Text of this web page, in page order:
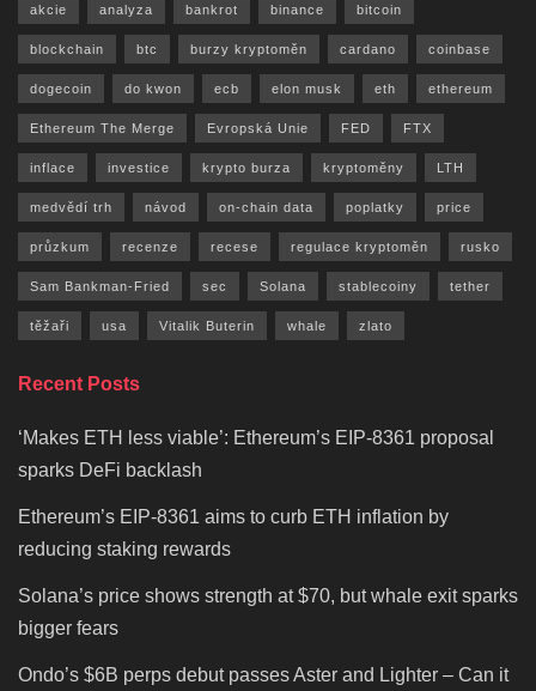
akcie analyza bankrot binance bitcoin
blockchain btc burzy kryptoměn cardano coinbase
dogecoin do kwon ecb elon musk eth ethereum
Ethereum The Merge Evropská Unie FED FTX
inflace investice krypto burza kryptoměny LTH
medvědí trh návod on-chain data poplatky price
průzkum recenze recese regulace kryptoměn rusko
Sam Bankman-Fried sec Solana stablecoiny tether
těžaři usa Vitalik Buterin whale zlato
Recent Posts
‘Makes ETH less viable’: Ethereum’s EIP-8361 proposal
sparks DeFi backlash
Ethereum’s EIP-8361 aims to curb ETH inflation by
reducing staking rewards
Solana’s price shows strength at $70, but whale exit sparks
bigger fears
Ondo’s $6B perps debut passes Aster and Lighter – Can it